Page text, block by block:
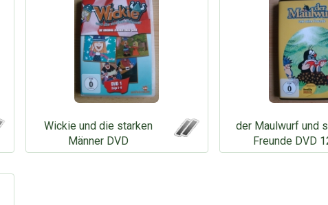
Wickie und die starken
Männer DVD
der Maulwurf und
Freunde DVD